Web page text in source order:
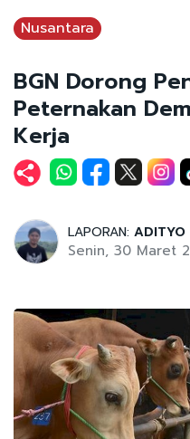
Nusantara
BGN Dorong
Peternakan
Kerja
LAPORAN: ADITYO
Senin, 30 Maret